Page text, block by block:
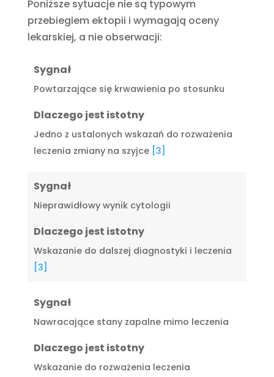
Poniższe sytuacje nie są typowym
przebiegiem ektopii i wymagają oceny
lekarskiej, a nie obserwacji:
Sygnał
Powtarzające się krwawienia po stosunku
Dlaczego jest istotny
Jedno z ustalonych wskazań do rozważenia
leczenia zmiany na szyjce [3]
Sygnał
Nieprawidłowy wynik cytologii
Dlaczego jest istotny
Wskazanie do dalszej diagnostyki i leczenia
[3]
Sygnał
Nawracające stany zapalne mimo leczenia
Dlaczego jest istotny
Wskazanie do rozważenia leczenia